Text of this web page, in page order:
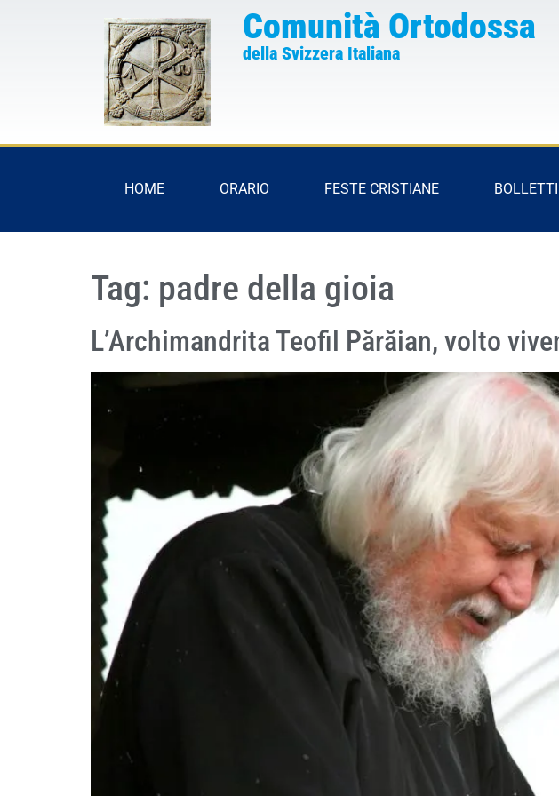
Comunità Ortodossa
della Svizzera Italiana
HOME ORARIO FESTE CRISTIANE
Tag: padre della gioia
L’Archimandrita Teofil Părăian, volto